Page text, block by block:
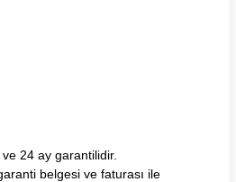
24 ay garantilidir.
belgesi ve faturası ile